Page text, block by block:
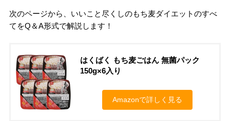
次のページから、いいこと尽くしのもち麦ダイエットのすべ
てをQ＆A形式で解説します！
はくばく もち麦ごはん 無菌パック
150g×6入り
Amazonで詳しく見る